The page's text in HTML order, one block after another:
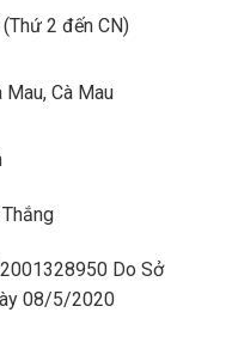
2 đến CN)
Cà Mau
Do Sở
08/5/2020